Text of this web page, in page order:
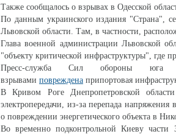
Также сообщалось о взрывах в Одесской
По данным украинского издания "Страна",
Львовской области. Там, в частности,
Глава военной администрации Львовской
"объекту критической инфраструктуры", где
Пресс-служба Сил обороны
взрывами повреждена припортовая
В Кривом Роге Днепропетровской
электропередачи, из-за перепада
о повреждении энергетического объекта в
Во временно подконтрольной Киеву части